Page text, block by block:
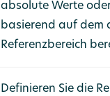
absolute Werte
basierend auf dem
Referenzbereich
Definieren Sie die